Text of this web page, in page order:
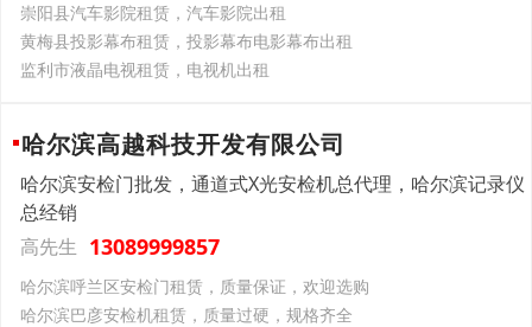
崇阳县汽车影院租赁，汽车影院出租
黄梅县投影幕布租赁，投影幕布电影幕布出租
监利市液晶电视租赁，电视机出租
哈尔滨高越科技开发有限公司
哈尔滨安检门批发，通道式X光安检机总代理，哈尔滨记录仪
总经销
高先生 13089999857
哈尔滨呼兰区安检门租赁，质量保证，欢迎选购
哈尔滨巴彦安检机租赁，质量过硬，规格齐全